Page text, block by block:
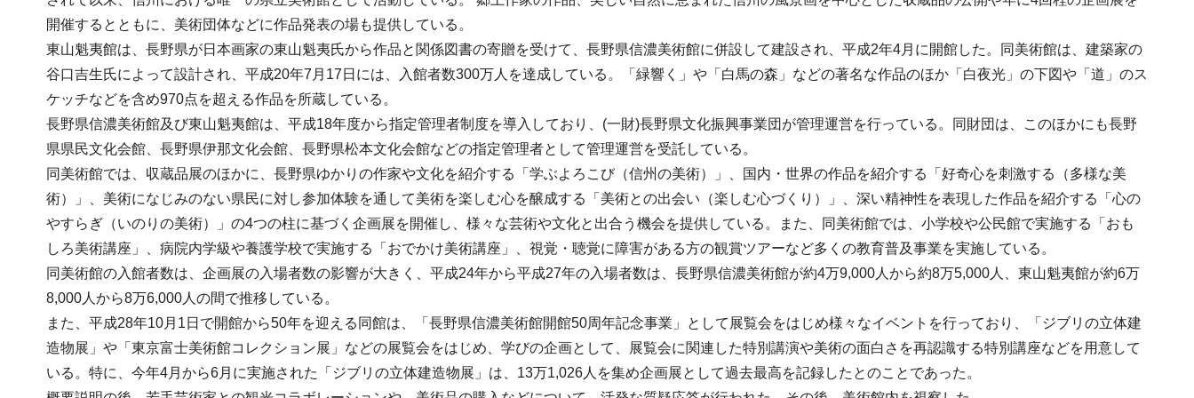
開催するとともに、美術団体などに作品発表の場も提供している。
東山魁夷館は、長野県が日本画家の東山魁夷氏から作品と関係図書の寄贈を受けて、長野県信濃美術館に併設して建設され、平成2年4月に開館した。同美術館は、建築家の
谷口吉生氏によって設計され、平成20年7月17日には、入館者数300万人を達成している。「緑響く」や「白馬の森」などの著名な作品のほか「白夜光」の下図や「道」のス
ケッチなどを含め970点を超える作品を所蔵している。
長野県信濃美術館及び東山魁夷館は、平成18年度から指定管理者制度を導入しており、(一財)長野県文化振興事業団が管理運営を行っている。同財団は、このほかにも長野
県県民文化会館、長野県伊那文化会館、長野県松本文化会館などの指定管理者として管理運営を受託している。
同美術館では、収蔵品展のほかに、長野県ゆかりの作家や文化を紹介する「学ぶよろこび（信州の美術）」、国内・世界の作品を紹介する「好奇心を刺激する（多様な美
術）」、美術になじみのない県民に対し参加体験を通して美術を楽しむ心を醸成する「美術との出会い（楽しむ心づくり）」、深い精神性を表現した作品を紹介する「心の
やすらぎ（いのりの美術）」の4つの柱に基づく企画展を開催し、様々な芸術や文化と出合う機会を提供している。また、同美術館では、小学校や公民館で実施する「おも
しろ美術講座」、病院内学級や養護学校で実施する「おでかけ美術講座」、視覚・聴覚に障害がある方の観賞ツアーなど多くの教育普及事業を実施している。
同美術館の入館者数は、企画展の入場者数の影響が大きく、平成24年から平成27年の入場者数は、長野県信濃美術館が約4万9,000人から約8万5,000人、東山魁夷館が約6万
8,000人から8万6,000人の間で推移している。
また、平成28年10月1日で開館から50年を迎える同館は、「長野県信濃美術館開館50周年記念事業」として展覧会をはじめ様々なイベントを行っており、「ジブリの立体建
造物展」や「東京富士美術館コレクション展」などの展覧会をはじめ、学びの企画として、展覧会に関連した特別講演や美術の面白さを再認識する特別講座などを用意して
いる。特に、今年4月から6月に実施された「ジブリの立体建造物展」は、13万1,026人を集め企画展として過去最高を記録したとのことであった。